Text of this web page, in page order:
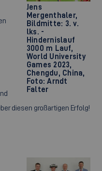
Jens
Mergenthaler,
Bildmitte: 3. v.
lks. -
Hindernislauf
3000 m Lauf,
World University
Games 2023,
Chengdu, China,
Foto: Arndt
Falter
diesen großartigen Erfolg!